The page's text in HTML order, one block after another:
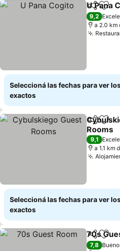
Compartir
U Pana
9,2
a 2.0 km
Seleccioná las fechas para ver
exactos
Rooms
Ver
9,1
a 1.1 km
Seleccioná las fechas para ver
exactos
70s
7,8 Bueno